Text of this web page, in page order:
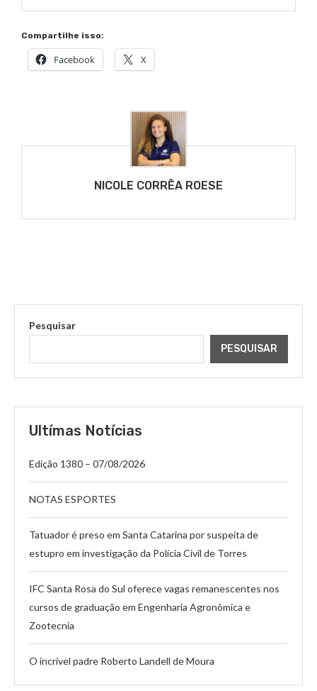
Compartilhe isso:
Facebook X
NICOLE CORRÊA ROESE
Pesquisar
PESQUISAR
Ultímas Notícias
Edição 1380 – 07/08/2026
NOTAS ESPORTES
Tatuador é preso em Santa Catarina por suspeita de
estupro em investigação da Polícia Civil de Torres
IFC Santa Rosa do Sul oferece vagas remanescentes nos
cursos de graduação em Engenharia Agronômica e
Zootecnia
O incrível padre Roberto Landell de Moura